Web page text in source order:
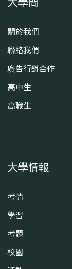
大學問
關於我們
聯絡我們
廣告行銷合作
高中生
高職生
大學情報
考情
學習
考題
校園